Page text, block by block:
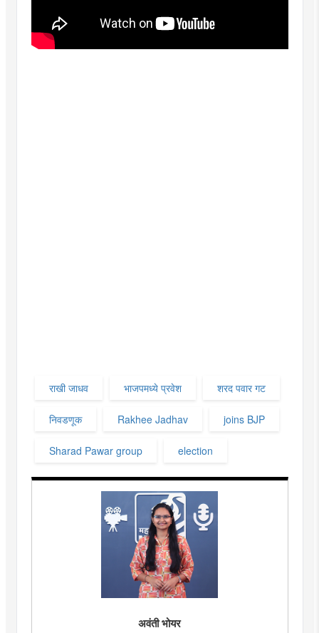
राखी जाधव भाजपमध्ये प्रवेश शरद पवार गट
निवडणूक Rakhee Jadhav joins BJP
Sharad Pawar group election
अवंती भोयर